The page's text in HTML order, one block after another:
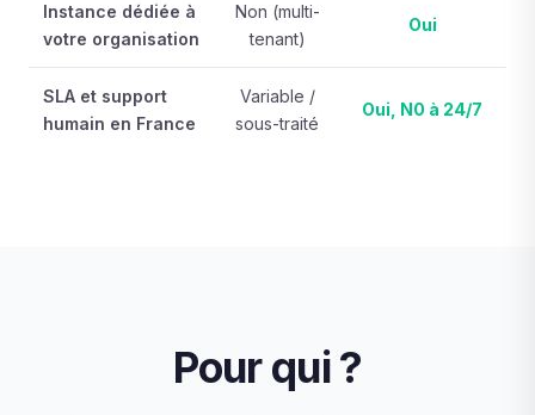
Instance dédiée à
votre organisation
Non (multi-
tenant)
Oui
SLA et support
humain en France
Variable /
sous-traité
Oui, N0 à 24/7
Pour qui ?